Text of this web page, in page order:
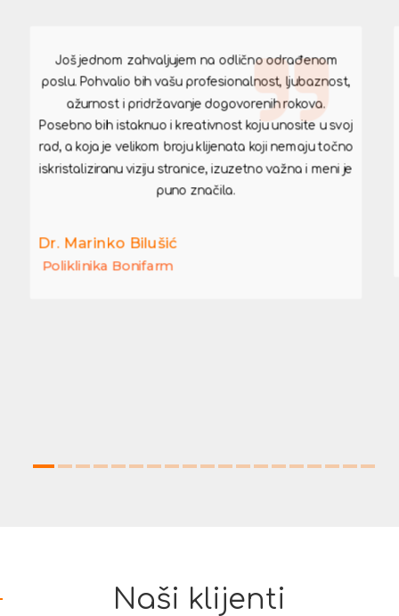
Još jednom zahvaljujem na odlično odrađenom
poslu. Pohvalio bih vašu profesionalnost, ljubaznost,
ažurnost i pridržavanje dogovorenih rokova.
Posebno bih istaknuo i kreativnost koju unosite u svoj
rad, a koja je velikom broju klijenata koji nemaju točno
iskristaliziranu viziju stranice, izuzetno važna i meni je
puno značila.
Dr. Marinko Bilušić
Poliklinika Bonifarm
Naši klijenti